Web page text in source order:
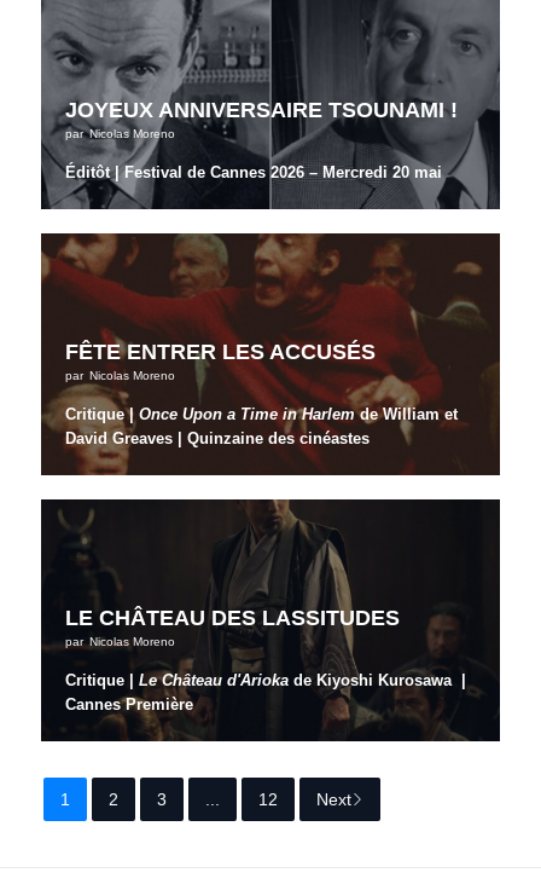
JOYEUX ANNIVERSAIRE TSOUNAMI !
par Nicolas Moreno
Éditôt | Festival de Cannes 2026 – Mercredi 20 mai
FÊTE ENTRER LES ACCUSÉS
par Nicolas Moreno
Critique |Once Upon a Time in Harlemde William et
David Greaves | Quinzaine des cinéastes
LE CHÂTEAU DES LASSITUDES
par Nicolas Moreno
Critique |Le Château d'Arioka de Kiyoshi Kurosawa |
Cannes Première
1 2 3 ... 12 Next